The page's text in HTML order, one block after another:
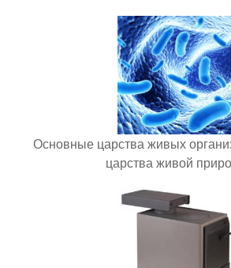
Основные царства живых
царства живой